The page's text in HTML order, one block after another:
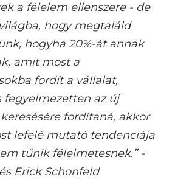
a félelem ellenszere - de
hogy megtaláld
hogyha 20%-át annak
amit most a
fordít a vállalat,
fegyelmezetten az új
fordítaná, akkor
lefelé mutató tendenciája
tűnik félelmetesnek.” -
Erick Schonfeld